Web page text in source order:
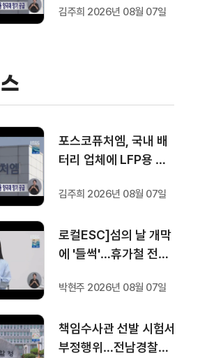
김주희 2026년 08월 07일
포스코퓨처엠, 국내 배
터리 업체에 LFP용 양
김주희 2026년 08월 07일
로컬ESC]섬의 날 개막
에 '들썩'…휴가철 전시·
박현주 2026년 08월 07일
책임수사관 선발 시험서
부정행위…전남경찰청